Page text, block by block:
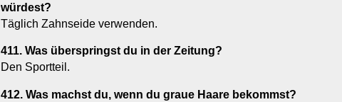
würdest?
Täglich Zahnseide verwenden.
411. Was überspringst du in der Zeitung?
Den Sportteil.
412. Was machst du, wenn du graue Haare bekommst?